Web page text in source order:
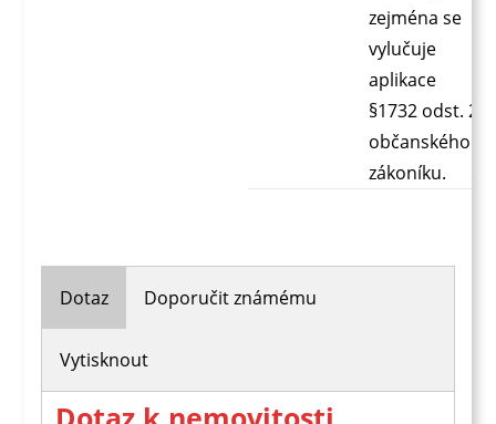
zejména se
vylučuje
aplikace
§1732 odst. 2
občanského
zákoníku.
Dotaz Doporučit známému
Vytisknout